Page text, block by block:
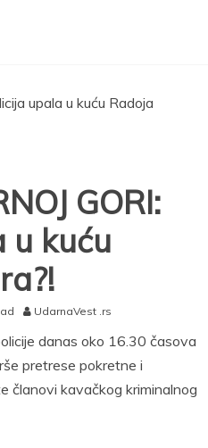
GORI:
u kuću
UdarnaVest .rs
danas oko 16.30 časova
pretrese pokretne i
članovi kavačkog kriminalnog